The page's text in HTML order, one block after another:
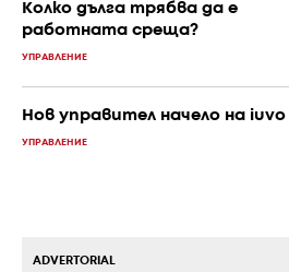
Колко дълга трябва да е
работната среща?
УПРАВЛЕНИЕ
Нов управител начело на iuvo
УПРАВЛЕНИЕ
ADVERTORIAL